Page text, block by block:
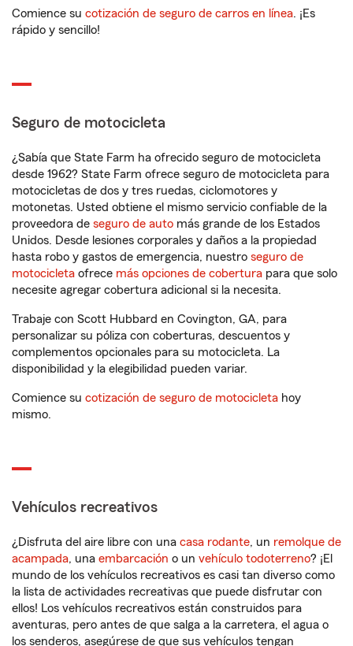
Comience su cotización de seguro de carros en línea. ¡Es
rápido y sencillo!
Seguro de motocicleta
¿Sabía que State Farm ha ofrecido seguro de motocicleta
desde 1962? State Farm ofrece seguro de motocicleta para
motocicletas de dos y tres ruedas, ciclomotores y
motonetas. Usted obtiene el mismo servicio confiable de la
proveedora de seguro de auto más grande de los Estados
Unidos. Desde lesiones corporales y daños a la propiedad
hasta robo y gastos de emergencia, nuestro seguro de
motocicleta ofrece más opciones de cobertura para que solo
necesite agregar cobertura adicional si la necesita.
Trabaje con Scott Hubbard en Covington, GA, para
personalizar su póliza con coberturas, descuentos y
complementos opcionales para su motocicleta. La
disponibilidad y la elegibilidad pueden variar.
Comience su cotización de seguro de motocicleta hoy
mismo.
Vehículos recreativos
¿Disfruta del aire libre con una casa rodante, un remolque de
acampada, una embarcación o un vehículo todoterreno? ¡El
mundo de los vehículos recreativos es casi tan diverso como
la lista de actividades recreativas que puede disfrutar con
ellos! Los vehículos recreativos están construidos para
aventuras, pero antes de que salga a la carretera, el agua o
los senderos, asegúrese de que sus vehículos tengan